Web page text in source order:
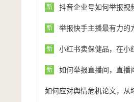
新 抖音企业号如何举报视频违规，抖音
新 举报快手主播最有力的方法，想举
新 小红书卖保健品，在小红书卖祖传秘
新 如何举报直播间，直播间维权遇阻？
如何应对舆情危机论文，从堵到疏，舆情